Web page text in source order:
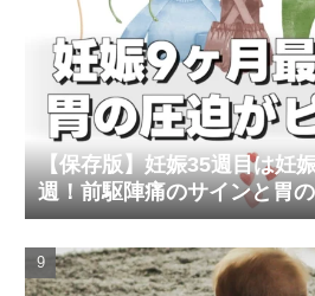
【保存版】妊娠35週目は妊
週！前駆陣痛のサインと胃